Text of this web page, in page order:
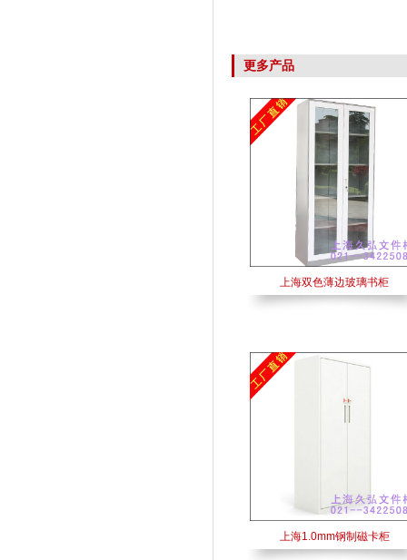
更多产品
上海双色薄边玻璃书柜
上海1.0mm钢制磁卡柜